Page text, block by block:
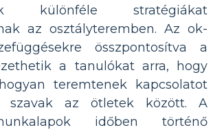
különféle stratégiákat
az osztályteremben. Az ok-
összpontosítva a
a tanulókat arra, hogy
teremtenek kapcsolatot
szavak az ötletek között. A
időben történő